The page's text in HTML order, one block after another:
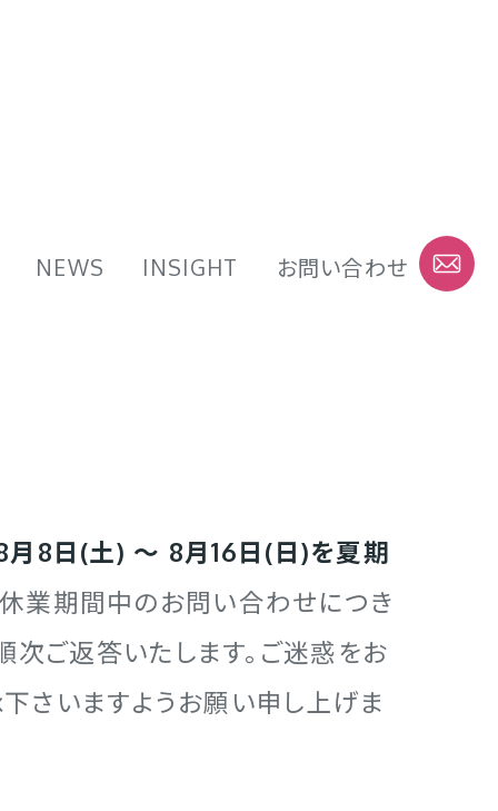
NEWS INSIGHT お問い合わせ
月8日(土) ～ 8月16日(日)を夏期
休業期間中のお問い合わせにつき
次ご返答いたします。ご迷惑をお
さいますようお願い申し上げま